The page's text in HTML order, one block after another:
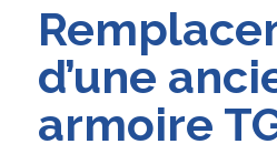
d’une
armoire